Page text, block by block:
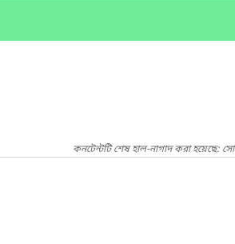
কনটেন্টটি শেষ হাল-নাগাদ করা হয়েছে: